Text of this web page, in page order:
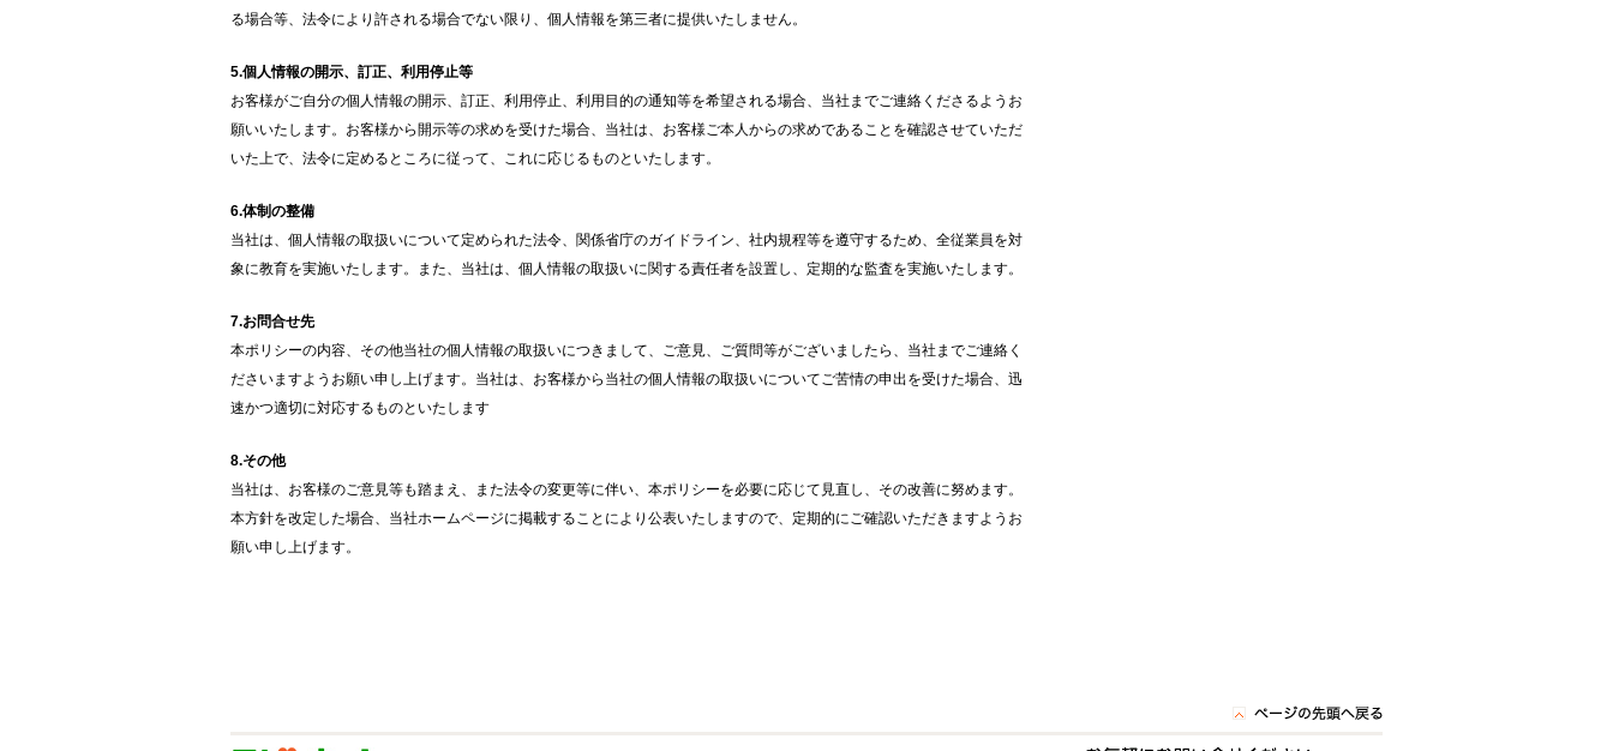
る場合等、法令により許される場合でない限り、個人情報を第三者に提供いたしません。
5.個人情報の開示、訂正、利用停止等
お客様がご自分の個人情報の開示、訂正、利用停止、利用目的の通知等を希望される場合、当社までご連絡くださるようお
願いいたします。お客様から開示等の求めを受けた場合、当社は、お客様ご本人からの求めであることを確認させていただ
いた上で、法令に定めるところに従って、これに応じるものといたします。
6.体制の整備
当社は、個人情報の取扱いについて定められた法令、関係省庁のガイドライン、社内規程等を遵守するため、全従業員を対
象に教育を実施いたします。また、当社は、個人情報の取扱いに関する責任者を設置し、定期的な監査を実施いたします。
7.お問合せ先
本ポリシーの内容、その他当社の個人情報の取扱いにつきまして、ご意見、ご質問等がございましたら、当社までご連絡く
ださいますようお願い申し上げます。当社は、お客様から当社の個人情報の取扱いについてご苦情の申出を受けた場合、迅
速かつ適切に対応するものといたします
8.その他
当社は、お客様のご意見等も踏まえ、また法令の変更等に伴い、本ポリシーを必要に応じて見直し、その改善に努めます。
本方針を改定した場合、当社ホームページに掲載することにより公表いたしますので、定期的にご確認いただきますようお
願い申し上げます。